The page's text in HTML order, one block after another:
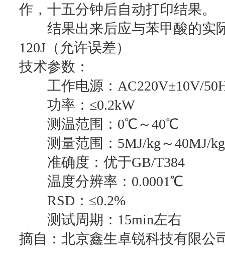
作，十五分钟后自动打印结果。
结果出来后应与苯甲酸的实
120J（允许误差）
技术参数：
工作电源：AC220V±10V/
功率：≤0.2kW
测温范围：0℃～40℃
测量范围：5MJ/kg～40MJ/kg
准确度：优于GB/T384
温度分辨率：0.0001℃
RSD：≤0.2%
测试周期：15min左右
摘自：北京鑫生卓锐科技有限公